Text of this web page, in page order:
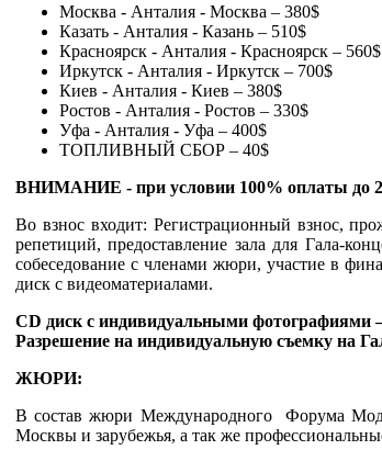
Москва - Анталия - Москва – 380$
Казать - Анталия - Казань – 510$
Красноярск - Анталия - Красноярск – 560$
Иркутск - Анталия - Иркутск – 700$
Киев - Анталия - Киев – 380$
Ростов - Анталия - Ростов – 330$
Уфа - Анталия - Уфа – 400$
ТОПЛИВНЫЙ СБОР – 40$
ВНИМАНИЕ - при условии 100% оплаты до
Во взнос входит: Регистрационный взнос,
репетиций, предоставление зала для Гала-
собеседование с членами жюри, участие в
диск с видеоматериалами.
CD диск с индивидуальными фотографиями
Разрешение на индивидуальную съемку на
ЖЮРИ:
В состав жюри Международного Форума
Москвы и зарубежья, а так же